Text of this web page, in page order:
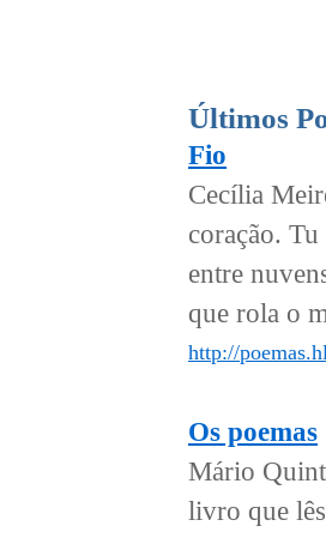
Últimos
Fio
Cecília
coração.
entre
que rola o
http://
Os poemas
Mário
livro que